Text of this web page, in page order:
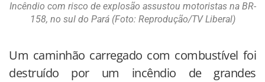
Incêndio com risco de explosão assustou motoristas na BR-
158, no sul do Pará (Foto: Reprodução/TV Liberal)
Um caminhão carregado com combustível foi
destruído por um incêndio de grandes